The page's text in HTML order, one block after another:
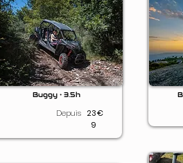
Buggy • 3.5h
Depuis 23
9
€